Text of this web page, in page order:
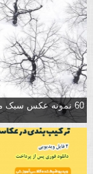
60 نمونه عکس سبک ماکسیمالیسم